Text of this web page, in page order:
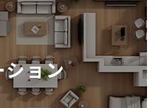
ション